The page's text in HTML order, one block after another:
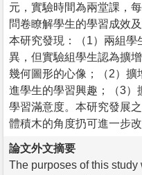
元，實驗時間為兩堂課，
問卷瞭解學生的學習成效
本研究發現：（1）兩組學
異，但實驗組學生認為擴
幾何圖形的心像；（2）擴
進學生的學習興趣；（3）
學習滿意度。本研究發展
體積木的角度扔可進一步
論文外文摘要
The purposes of this